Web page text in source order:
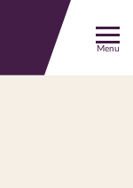
Menu